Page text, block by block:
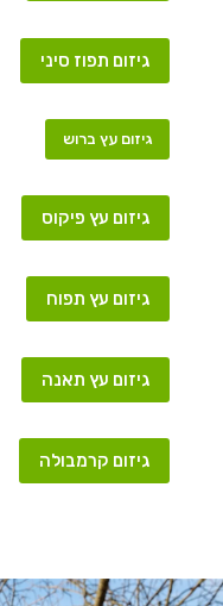
גיזום תפוז סיני
גיזום עץ ברוש
גיזום עץ פיקוס
גיזום עץ תפוח
גיזום עץ תאנה
גיזום קרמבולה